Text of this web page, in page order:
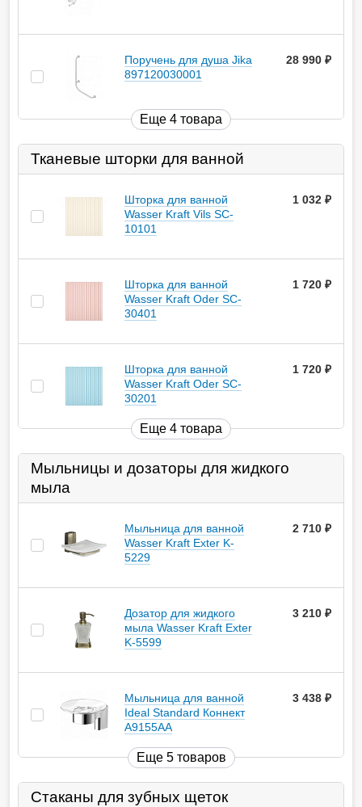
Поручень для душа Jika
897120030001
28 990
Еще 4 товара
Тканевые шторки для ванной
Шторка для ванной
Wasser Kraft Vils SC-
10101
1 032
Шторка для ванной
Wasser Kraft Oder SC-
30401
1 720
Шторка для ванной
Wasser Kraft Oder SC-
30201
1 720
Еще 4 товара
Мыльницы и дозаторы для жидкого
мыла
Мыльница для ванной
Wasser Kraft Exter K-
5229
2 710
Дозатор для жидкого
мыла Wasser Kraft Exter
K-5599
3 210
Мыльница для ванной
Ideal Standard Коннект
A9155AA
3 438
Еще 5 товаров
Стаканы для зубных щеток